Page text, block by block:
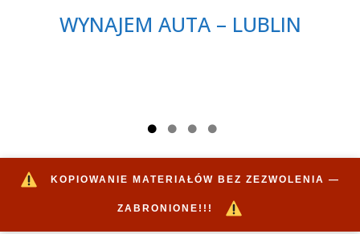
WYNAJEM AUTA – LUBLIN
KOPIOWANIE MATERIAŁÓW BEZ ZEZWOLENIA —
ZABRONIONE!!!